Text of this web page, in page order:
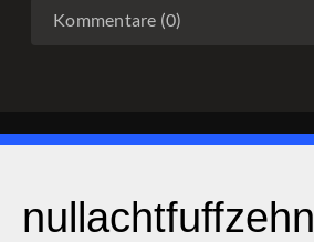
Kommentare (0)
nullachtfuffzehn